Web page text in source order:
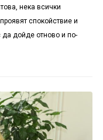
нека всички
спокойствие и
дойде отново и по-